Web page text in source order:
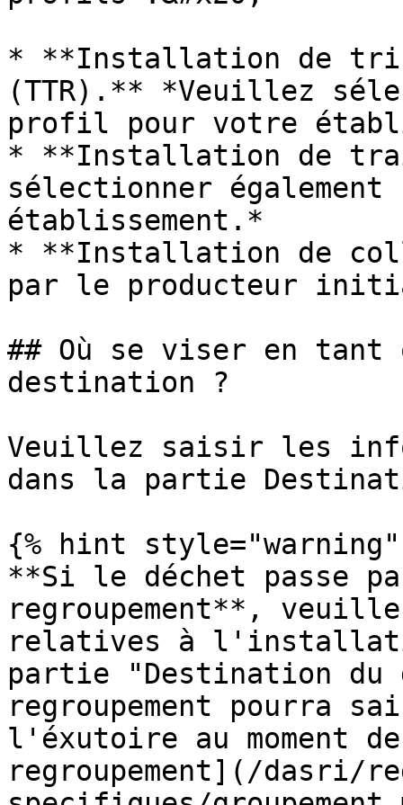
* **Installation de tri,
(TTR).** *Veuillez
profil pour votre
* **Installation de
sélectionner
établissement.*
* **Installation de
par le producteur
## Où se viser en
destination ?
Veuillez saisir les
dans la partie
{% hint style="warning"
**Si le déchet passe
regroupement**,
relatives à
partie "Destination
regroupement pourra
l'éxutoire au moment
regroupement](/dasri/